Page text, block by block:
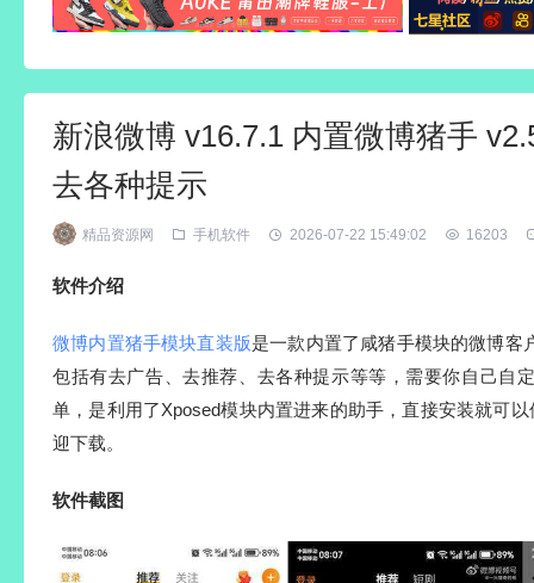
新浪微博 v16.7.1 内置微博猪手
去各种提示
精品资源网 手机软件 2026-07-22 15:49:02 16203
软件介绍
微博内置猪手模块直装版是一款内置了咸猪手模块的微博客
包括有去广告、去推荐、去各种提示等等，需要你自己自
单，是利用了Xposed模块内置进来的助手，直接安装就可
迎下载。
软件截图